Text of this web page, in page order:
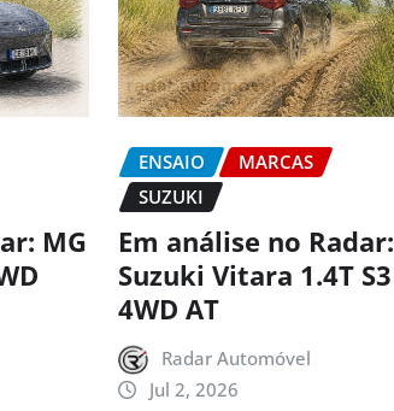
MG
ENSAIO
MARCAS
SUZUKI
Em análise no Radar:
Suzuki Vitara 1.4T S3
4WD AT
Radar Automóvel
Jul 2, 2026